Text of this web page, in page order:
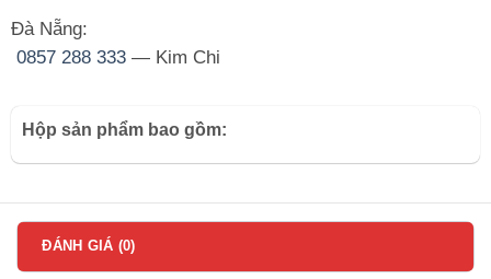
Đà Nẵng:
0857 288 333— Kim Chi
Hộp sản phẩm bao gồm:
ĐÁNH GIÁ (0)